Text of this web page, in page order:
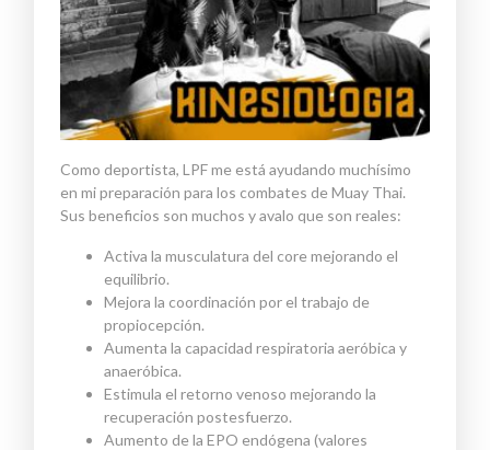
Como deportista, LPF me está ayudando muchísimo
en mi preparación para los combates de Muay Thai.
Sus beneficios son muchos y avalo que son reales:
Activa la musculatura del core mejorando el
equilibrio.
Mejora la coordinación por el trabajo de
propiocepción.
Aumenta la capacidad respiratoria aeróbica y
anaeróbica.
Estimula el retorno venoso mejorando la
recuperación postesfuerzo.
Aumento de la EPO endógena (valores